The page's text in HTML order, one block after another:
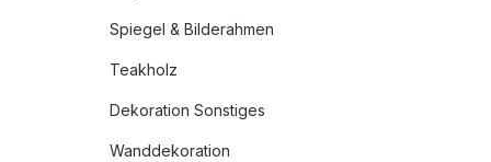
Spiegel & Bilderahmen
Teakholz
Dekoration Sonstiges
Wanddekoration